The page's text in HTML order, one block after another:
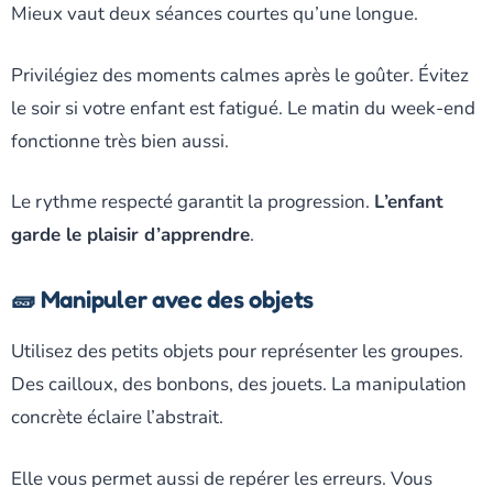
Mieux vaut deux séances courtes qu’une longue.
Privilégiez des moments calmes après le goûter. Évitez
le soir si votre enfant est fatigué. Le matin du week-end
fonctionne très bien aussi.
Le rythme respecté garantit la progression. L’enfant
garde le plaisir d’apprendre.
🧱 Manipuler avec des objets
Utilisez des petits objets pour représenter les groupes.
Des cailloux, des bonbons, des jouets. La manipulation
concrète éclaire l’abstrait.
Elle vous permet aussi de repérer les erreurs. Vous